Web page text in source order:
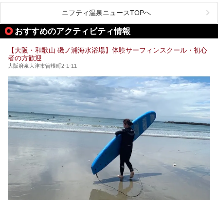
処にいたるまで魅力をたっぷり堪能してきたので、その全容
ペース、ロウリュウなど、心ゆくまで楽しむためのサービス
が充実した施設も多くみられます。
今回はそんなサウナにこだわった、大阪府内のオススメ温
泉・銭湯・スパを30件紹介したいと思います！
ニフティ温泉ニュースTOPへ
おすすめのアクティビティ情報
【大阪・和歌山 磯ノ浦海水浴場】体験サーフィンスクール・初心
者の方歓迎
大阪府泉大津市曽根町2-1-11